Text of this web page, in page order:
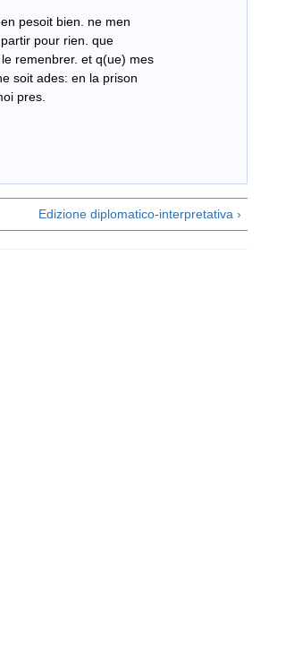
pesoit bien. ne men
pour rien. que
remenbrer. et q(ue) mes
soit ades: en la prison
pres.
Edizione diplomatico-interpretativa ›